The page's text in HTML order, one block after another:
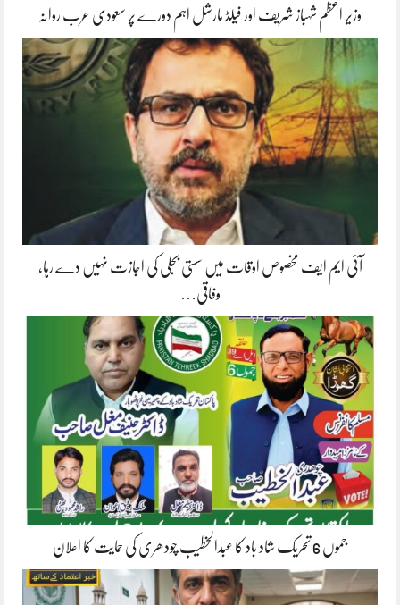
وزیر اعظم شہباز شریف اور فیلڈ مارشل اہم دورے پر سعودی عرب روانہ
آئی ایم ایف مخصوص اوقات میں سستی بجلی کی اجازت نہیں دے رہا،
وفاقی…
جموں 6 تحریک شاد باد کا عبدالخطیب چودھری کی حمایت کا اعلان